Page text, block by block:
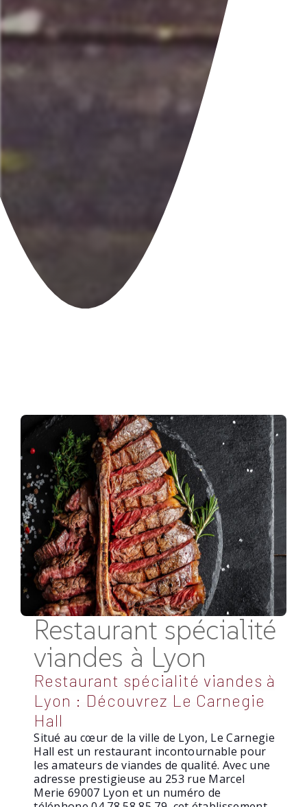
Restaurant spécialité
viandes à Lyon
Restaurant spécialité viandes à
Lyon : Découvrez Le Carnegie
Hall
Situé au cœur de la ville de Lyon, Le Carnegie
Hall est un restaurant incontournable pour
les amateurs de viandes de qualité. Avec une
adresse prestigieuse au 253 rue Marcel
Merie 69007 Lyon et un numéro de